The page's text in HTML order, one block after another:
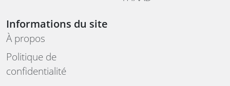
Informations du site
À propos
Politique de
confidentialité